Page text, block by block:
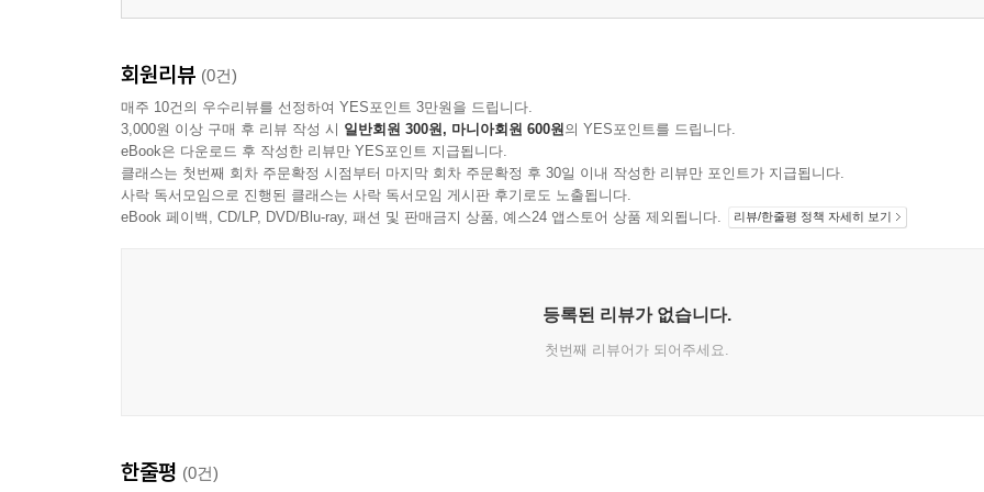
회원리뷰 (0건)
매주 10건의 우수리뷰를 선정하여 YES포인트 3만원을 드립니다.
3,000원 이상 구매 후 리뷰 작성 시 일반회원 300원, 마니아회원 600원의 YES포인트를 드립니다.
eBook은 다운로드 후 작성한 리뷰만 YES포인트 지급됩니다.
클래스는 첫번째 회차 주문확정 시점부터 마지막 회차 주문확정 후 30일 이내 작성한 리뷰만 포인트가 지급됩니다.
사락 독서모임으로 진행된 클래스는 사락 독서모임 게시판 후기로도 노출됩니다.
eBook 페이백, CD/LP, DVD/Blu-ray, 패션 및 판매금지 상품, 예스24 앱스토어 상품 제외됩니다.
리뷰/한줄평 정책 자세히 보기
등록된 리뷰가 없습니다.
첫번째 리뷰어가 되어주세요.
한줄평 (0건)